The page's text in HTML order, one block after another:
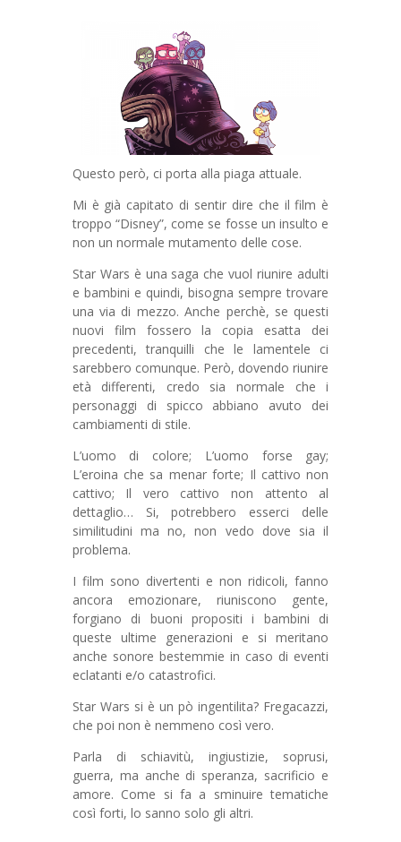
Questo però, ci porta alla piaga attuale.
Mi è già capitato di sentir dire che il film è
troppo “Disney”, come se fosse un insulto e
non un normale mutamento delle cose.
Star Wars è una saga che vuol riunire adulti
e bambini e quindi, bisogna sempre trovare
una via di mezzo. Anche perchè, se questi
nuovi film fossero la copia esatta dei
precedenti, tranquilli che le lamentele ci
sarebbero comunque. Però, dovendo riunire
età differenti, credo sia normale che i
personaggi di spicco abbiano avuto dei
cambiamenti di stile.
L’uomo di colore; L’uomo forse gay;
L’eroina che sa menar forte; Il cattivo non
cattivo; Il vero cattivo non attento al
dettaglio… Si, potrebbero esserci delle
similitudini ma no, non vedo dove sia il
problema.
I film sono divertenti e non ridicoli, fanno
ancora emozionare, riuniscono gente,
forgiano di buoni propositi i bambini di
queste ultime generazioni e si meritano
anche sonore bestemmie in caso di eventi
eclatanti e/o catastrofici.
Star Wars si è un pò ingentilita? Fregacazzi,
che poi non è nemmeno così vero.
Parla di schiavitù, ingiustizie, soprusi,
guerra, ma anche di speranza, sacrificio e
amore. Come si fa a sminuire tematiche
così forti, lo sanno solo gli altri.